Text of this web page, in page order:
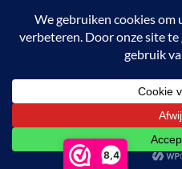
8,4
© 2026 RVS-woonwinkel.nl
BTW nr.
RABO